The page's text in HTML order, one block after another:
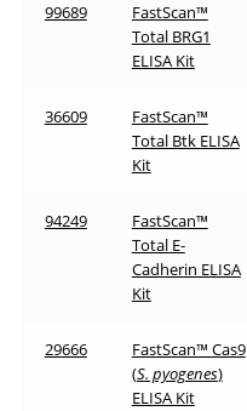
99689
FastScan™
Total BRG1
ELISA Kit
36609
FastScan™
Total Btk ELISA
Kit
94249
FastScan™
Total E-
Cadherin ELISA
Kit
29666
FastScan™ Cas9
(S. pyogenes)
ELISA Kit